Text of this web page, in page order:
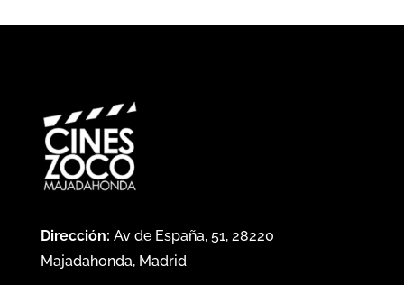
Dirección: Av de España, 51, 28220
Majadahonda, Madrid